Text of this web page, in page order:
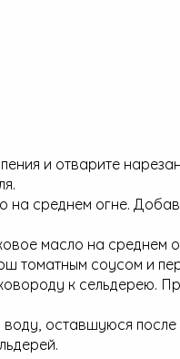
и отварите
на среднем огне.
масло на среднем
томатным соусом и
к сельдерею.
оставшуюся